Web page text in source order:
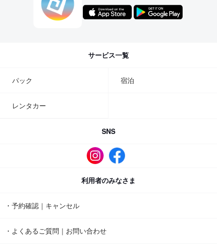
サービス一覧
パック 宿泊
レンタカー
SNS
利用者のみなさま
・予約確認｜キャンセル
・よくあるご質問｜お問い合わせ